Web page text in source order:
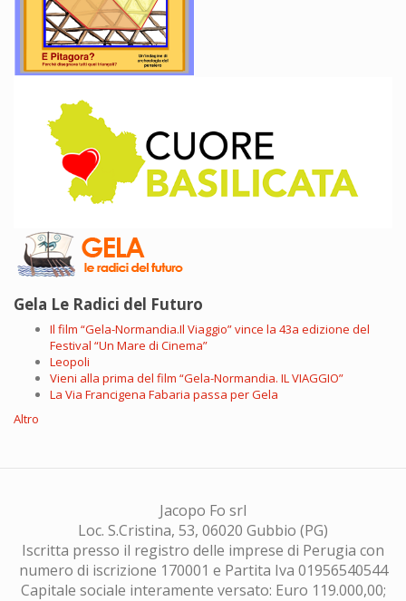
Gela Le Radici del Futuro
Il film “Gela-Normandia.Il Viaggio” vince la 43a edizione del
Festival “Un Mare di Cinema”
Leopoli
Vieni alla prima del film “Gela-Normandia. IL VIAGGIO”
La Via Francigena Fabaria passa per Gela
Altro
Jacopo Fo srl
Loc. S.Cristina, 53, 06020 Gubbio (PG)
Iscritta presso il registro delle imprese di Perugia con
numero di iscrizione 170001 e Partita Iva 01956540544
Capitale sociale interamente versato: Euro 119.000,00;